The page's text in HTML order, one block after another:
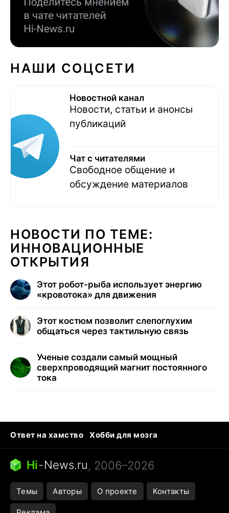
НАШИ СОЦСЕТИ
Новостной канал
Новости, статьи и анонсы
публикаций
Чат с читателями
Свободное общение и
обсуждение материалов
НОВОСТИ ПО ТЕМЕ:
ИННОВАЦИОННЫЕ
ОТКРЫТИЯ
Этот робот-рыба использует энергию
«кровотока» для движения
Этот костюм позволит слепоглухим
общаться через тактильную связь
Ученые создали самый мощный
сверхпроводящий магнит постоянного
тока
Ответ на хамство
Хобби для мозга
Бензин 100 и 95
Тунцы в океанариуме
Следующая пандемия
Hi-News.ru, 2006–2026
Темы Авторы О проекте Контакты